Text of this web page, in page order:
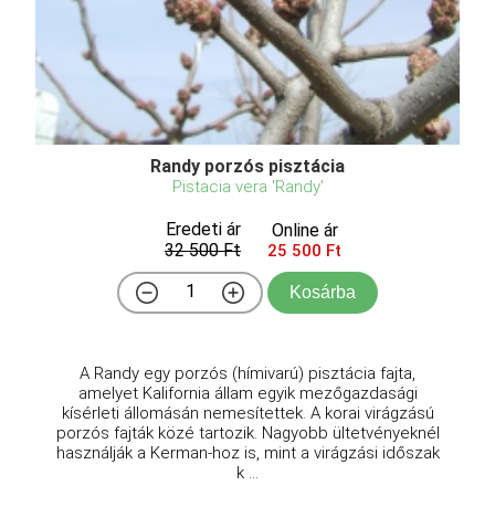
Randy porzós pisztácia
Pistacia vera 'Randy'
Eredeti ár
32 500 Ft
Online ár
25 500 Ft
Kosárba
A Randy egy porzós (hímivarú) pisztácia fajta,
amelyet Kalifornia állam egyik mezőgazdasági
kísérleti állomásán nemesítettek. A korai virágzású
porzós fajták közé tartozik. Nagyobb ültetvényeknél
használják a Kerman-hoz is, mint a virágzási időszak
k ...